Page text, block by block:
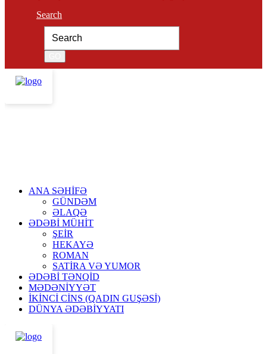
Search
ANA SƏHİFƏ
GÜNDƏM
ƏLAQƏ
ƏDƏBİ MÜHİT
ŞEİR
HEKAYƏ
ROMAN
SATİRA VƏ YUMOR
ƏDƏBİ TƏNQİD
MƏDƏNİYYƏT
İKİNCİ CİNS (QADIN GUŞƏSİ)
DÜNYA ƏDƏBİYYATI